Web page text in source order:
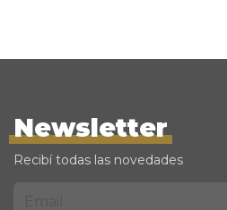
Newsletter
Recibí todas las novedades